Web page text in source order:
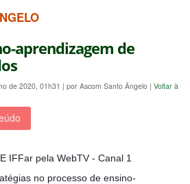
aprendizagem de
de 2020, 01h31 | por Ascom Santo Ângelo | Voltar à
IFFar pela WebTV - Canal 1
no processo de ensino-